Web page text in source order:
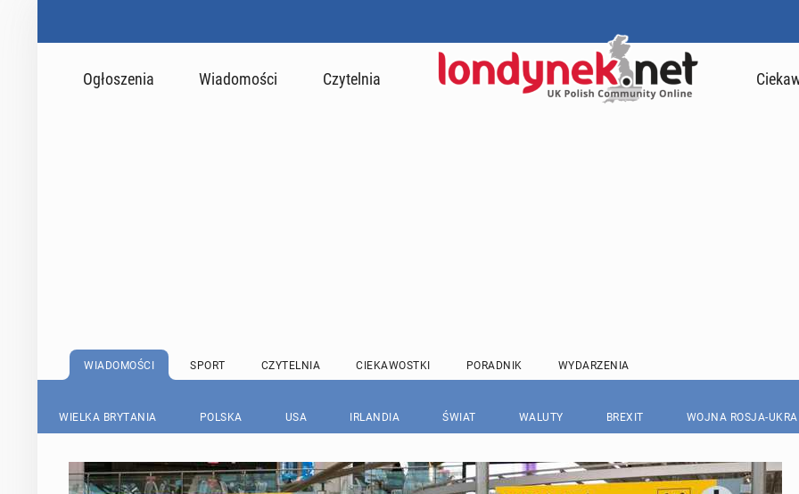
Ogłoszenia Wiadomości Czytelnia
WIADOMOŚCI SPORT CZYTELNIA CIEKAWOSTKI PORADNIK WYDARZENIA
WIELKA BRYTANIA POLSKA USA IRLANDIA ŚWIAT WALUTY BREXIT WOJNA ROSJA-